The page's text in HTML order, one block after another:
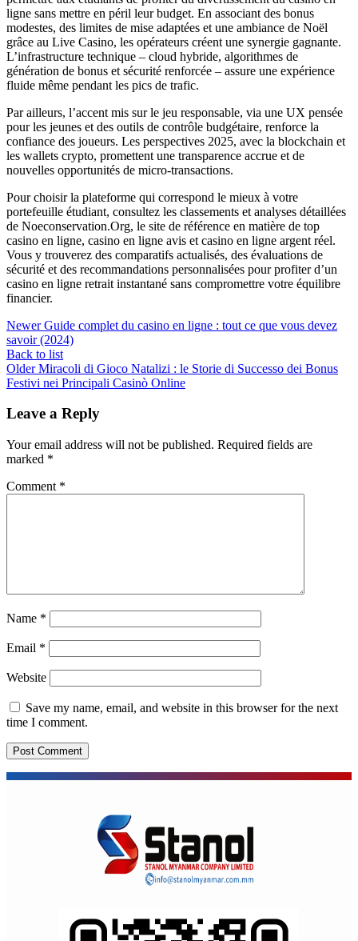
ligne sans mettre en péril leur budget. En associant des bonus
modestes, des limites de mise adaptées et une ambiance de Noël
grâce au Live Casino, les opérateurs créent une synergie gagnante.
L’infrastructure technique – cloud hybride, algorithmes de
génération de bonus et sécurité renforcée – assure une expérience
fluide même pendant les pics de trafic.
Par ailleurs, l’accent mis sur le jeu responsable, via une UX pensée
pour les jeunes et des outils de contrôle budgétaire, renforce la
confiance des joueurs. Les perspectives 2025, avec la blockchain et
les wallets crypto, promettent une transparence accrue et de
nouvelles opportunités de micro‑transactions.
Pour choisir la plateforme qui correspond le mieux à votre
portefeuille étudiant, consultez les classements et analyses détaillées
de Noeconservation.Org, le site de référence en matière de top
casino en ligne, casino en ligne avis et casino en ligne argent réel.
Vous y trouverez des comparatifs actualisés, des évaluations de
sécurité et des recommandations personnalisées pour profiter d’un
casino en ligne retrait instantané sans compromettre votre équilibre
financier.
Newer Guide complet du casino en ligne : tout ce que vous devez
savoir (2024)
Back to list
Older Miracoli di Gioco Natalizi : le Storie di Successo dei Bonus
Festivi nei Principali Casinò Online
Leave a Reply
Your email address will not be published. Required fields are
marked *
Comment *
Name *
Email *
Website
Save my name, email, and website in this browser for the next
time I comment.